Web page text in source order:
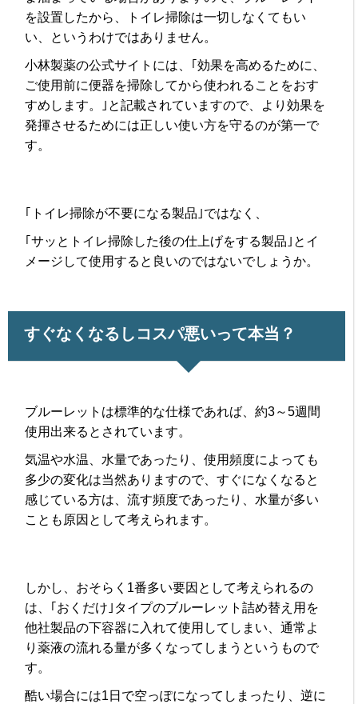
を設置したから、トイレ掃除は一切しなくてもい
い、というわけではありません。
小林製薬の公式サイトには、｢効果を高めるために、
ご使用前に便器を掃除してから使われることをおす
すめします。｣と記載されていますので、より効果を
発揮させるためには正しい使い方を守るのが第一で
す。
｢トイレ掃除が不要になる製品｣ではなく、
｢サッとトイレ掃除した後の仕上げをする製品｣とイ
メージして使用すると良いのではないでしょうか。
すぐなくなるしコスパ悪いって本当？
ブルーレットは標準的な仕様であれば、約3～5週間
使用出来るとされています。
気温や水温、水量であったり、使用頻度によっても
多少の変化は当然ありますので、すぐになくなると
感じている方は、流す頻度であったり、水量が多い
ことも原因として考えられます。
しかし、おそらく1番多い要因として考えられるの
は、｢おくだけ｣タイプのブルーレット詰め替え用を
他社製品の下容器に入れて使用してしまい、通常よ
り薬液の流れる量が多くなってしまうというもので
す。
酷い場合には1日で空っぽになってしまったり、逆に